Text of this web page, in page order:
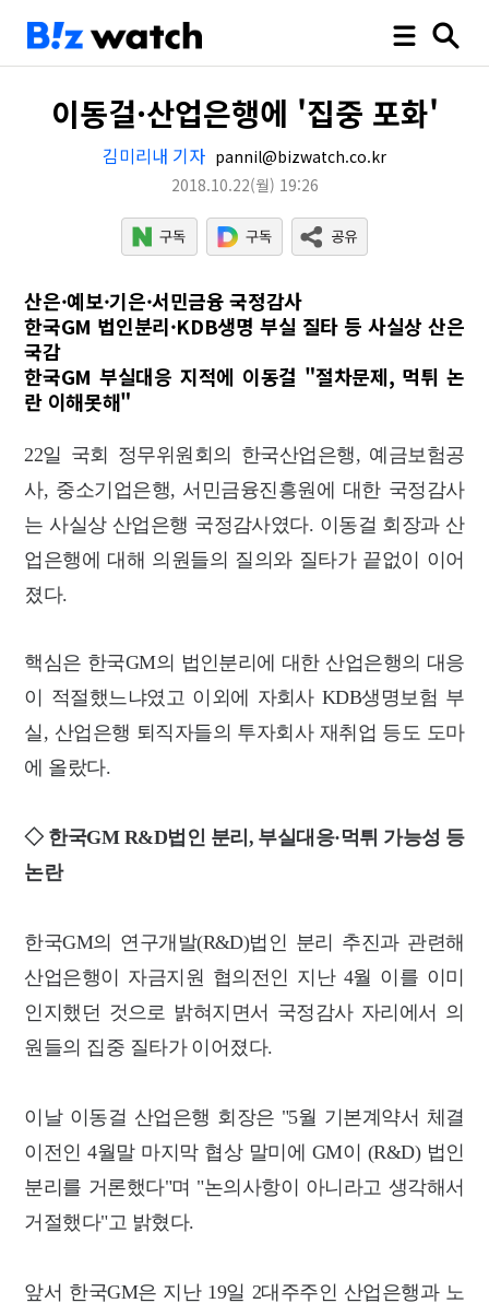
이동걸·산업은행에 '집중 포화'
김미리내 기자 pannil@bizwatch.co.kr
2018.10.22(월) 19:26
산은·예보·기은·서민금융 국정감사
한국GM 법인분리·KDB생명 부실 질타 등 사실상 산은
국감
한국GM 부실대응 지적에 이동걸 "절차문제, 먹튀 논
란 이해못해"
22일 국회 정무위원회의 한국산업은행, 예금보험공
사, 중소기업은행, 서민금융진흥원에 대한 국정감사
는 사실상 산업은행 국정감사였다. 이동걸 회장과 산
업은행에 대해 의원들의 질의와 질타가 끝없이 이어
졌다.
핵심은 한국GM의 법인분리에 대한 산업은행의 대응
이 적절했느냐였고 이외에 자회사 KDB생명보험 부
실, 산업은행 퇴직자들의 투자회사 재취업 등도 도마
에 올랐다.
◇ 한국GM R&D법인 분리, 부실대응·먹튀 가능성 등
논란
한국GM의 연구개발(R&D)법인 분리 추진과 관련해
산업은행이 자금지원 협의전인 지난 4월 이를 이미
인지했던 것으로 밝혀지면서 국정감사 자리에서 의
원들의 집중 질타가 이어졌다.
이날 이동걸 산업은행 회장은 "5월 기본계약서 체결
이전인 4월말 마지막 협상 말미에 GM이 (R&D) 법인
분리를 거론했다"며 "논의사항이 아니라고 생각해서
거절했다"고 밝혔다.
앞서 한국GM은 지난 19일 2대주주인 산업은행과 노